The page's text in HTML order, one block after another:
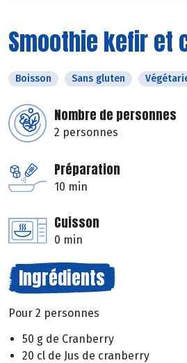
Smoothie kefir et
Boisson Sans gluten
Nombre de personnes
2 personnes
Préparation
10 min
Cuisson
0 min
Ingrédients
Pour 2 personnes
50 g de Cranberry
20 cl de Jus de cranberry